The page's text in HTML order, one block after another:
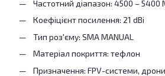
Частотний діапазон: 4500 – 5400
Коефіцієнт посилення: 21 dBi
Тип роз'єму: SMA MANUAL
Матеріал покриття: тефлон
Призначення: FPV-системи,